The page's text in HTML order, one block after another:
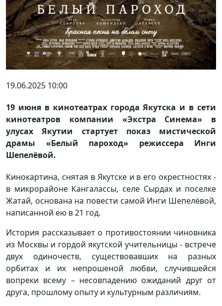
19.06.2025 10:00
19 июня в кинотеатрах города Якутска и в сети
кинотеатров компании «Экстра Синема» в
улусах Якутии стартует показ мистической
драмы «Белый пароход» режиссера Инги
Шепелёвой.
Кинокартина, снятая в Якутске и в его окрестностях -
в микрорайоне Кангалассы, селе Сырдах и поселке
Жатай, основана на повести самой Инги Шепелёвой,
написанной ею в 21 год.
История рассказывает о противостоянии чиновника
из Москвы и гордой якутской учительницы - встрече
двух одиночеств, существовавших на разных
орбитах и их непрошеной любви, случившейся
вопреки всему – несовпадению ожиданий друг от
друга, прошлому опыту и культурным различиям.